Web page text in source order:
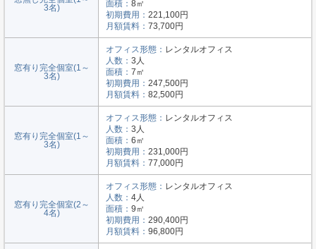
3名)
面積： 8㎡
初期費用： 221,100円
月額賃料： 73,700円
窓有り完全個室(1～
3名)
オフィス形態： レンタルオフィス
人数： 3人
面積： 7㎡
初期費用： 247,500円
月額賃料： 82,500円
窓有り完全個室(1～
3名)
オフィス形態： レンタルオフィス
人数： 3人
面積： 6㎡
初期費用： 231,000円
月額賃料： 77,000円
窓有り完全個室(2～
4名)
オフィス形態： レンタルオフィス
人数： 4人
面積： 9㎡
初期費用： 290,400円
月額賃料： 96,800円